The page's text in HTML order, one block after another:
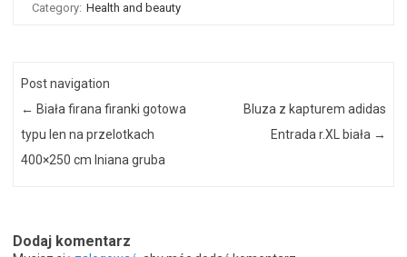
Category: Health and beauty
Post navigation
← Biała firana firanki gotowa
typu len na przelotkach
400×250 cm lniana gruba
Bluza z kapturem adidas
Entrada r.XL biała →
Dodaj komentarz